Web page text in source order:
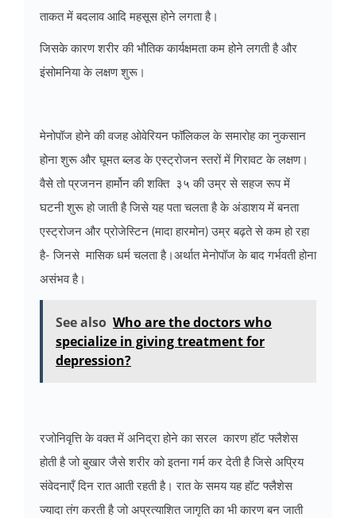
ताकत में बदलाव आदि महसूस होने लगता है।
जिसके कारण शरीर की भौतिक कार्यक्षमता कम होने लगती है और
इंसोमनिया के लक्षण शुरू।
मेनोपॉज होने की वजह ओवेरियन फॉलिकल केसमारोह का नुकसान
होना शुरू औरघूमत ब्लड के एस्ट्रोजन स्तरों में गिरावट के लक्षण।
वैसे तो प्रजनन हार्मोन की शक्ति ३५ की उम्र से सहज रूप में
घटनी शुरू हो जाती है जिसे यह पता चलता है के अंडाशय में बनता
एस्ट्रोजन औरप्रोजेस्टिन (मादा हारमोन) उम्र बढ़ते से कम हो रहा
है- जिनसे मासिक धर्म चलता है।अर्थातमेनोपॉज के बादगर्भवती होना
असंभव है।
See also Who are the doctors who
specialize in giving treatment for
depression?
रजोनिवृत्ति के वक्त में अनिद्रा होने का सरल कारण हॉट फ्लैशेस
होती है जो बुखार जैसे शरीर को इतना गर्म कर देती है जिसे अप्रिय
संवेदनाएँ दिन रात आती रहती है। रात के समय यह हॉट फ्लैशेस
ज्यादा तंग करती है जो अप्रत्याशित जागृति का भी कारण बन जाती